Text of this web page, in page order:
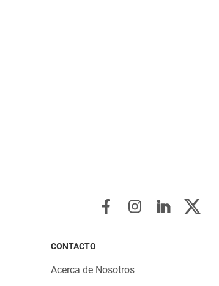
CONTACTO
Acerca de Nosotros